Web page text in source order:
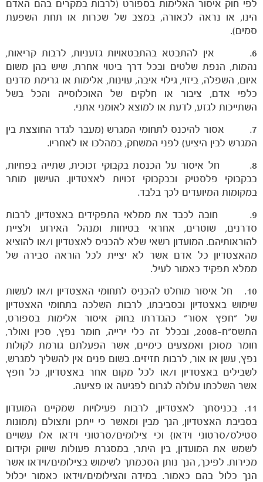
הקבוצות
לפי חוק איסור האלימות בספורט (לרבות במקרים בהם האדם
הינו, או נראה לכאורה, במצב של שכרות או תחת השפעת
סמים).
6. אין להתבטא בהתבטאויות גזעניות, לרבות קריאות,
נהמות, הנפת שלטים ובכל דרך ביטוי אחרת, שיש בהן משום
איום, השפלה, ביזוי, גילוי איבה, עוינות, אלימות או גרימת מדנים
כלפי אדם, ציבור או חלקים של האוכלוסייה והכל בשל
השתייכות לגזע, לדעת או למוצא לאומני אתני.
7. אסור להיכנס לתחומי המגרש (מעבר לגדר החוצצת בין
המגרש לבין היציע) לפני המשחק, במהלכו או לאחריו.
8. חל איסור על הכנסת בקבוקי זכוכית, שתייה בפחיות,
בבקבוקי פלסטיק ובבקבוקי זכויות לאצטדיון. העישון מותר
במקומות המיועדים לכך בלבד.
9. חובה לכבד את ממלאי התפקידים באצטדיון, לרבות
סדרנים, שוטרים, אחראי בטיחות ומנהל האירוע ולציית
להוראותיהם. המועדון רשאי שלא להכניס לאצטדיון ו/או להוציא
מהאצטדיון כל אדם אשר לא יציית לכל הוראה סבירה של
ממלא תפקיד כאמור לעיל.
10. חל איסור מוחלט להכניס לתחומי האצטדיון ו/או לעשות
שימוש באצטדיון ובסביבתו, לרבות השלכה בתחומי האצטדיון
של "חפץ אסור" כהגדרתו בחוק איסור אלימות בספורט,
התשס"ח-2008, ובכלל זה כלי ירייה, חומר נפץ, סכין ואולר,
חומר מסוכן ואמצעים כימיים, אשר הפעלתם גורמת לקולות
נפץ, עשן או אור, לרבות חזיזים. בשום פנים אין להשליך למגרש,
לשבילים באצטדיון ו/או לכל מקום אחר באצטדיון, כל חפץ
אשר השלכתו עלולה לגרום לפגיעה או פציעה.
11. בכניסתך לאצטדיון, לרבות פעילויות שמקיים המועדון
בסביבת האצטדיון, הנך מבין ומאשר כי ייתכן ותצולם (תמונות
סטילס/סרטוני וידאו) וכי צילומים/סרטוני וידאו אלו עשויים
לשמש את המועדון, בין היתר, במסגרת פעולות שיווק וקידום
מכירות. לפיכך, הנך נותן הסכמתך לשימוש בצילומים/וידאו אשר
הנך כלול בהם כאמור. במידה והצילומים/וידאו כאמור יכלול